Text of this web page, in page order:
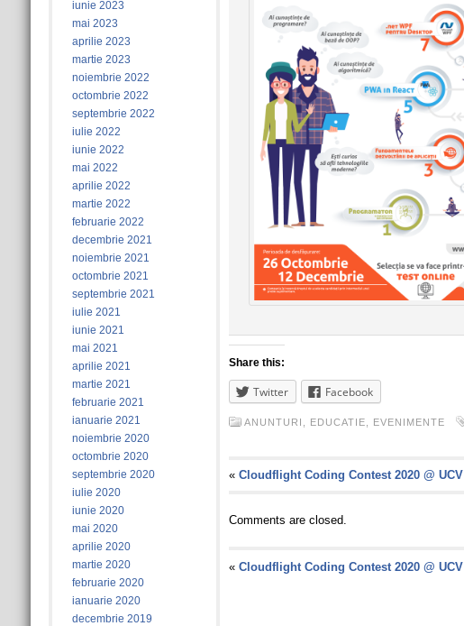
iunie 2023
mai 2023
aprilie 2023
martie 2023
noiembrie 2022
octombrie 2022
septembrie 2022
iulie 2022
iunie 2022
mai 2022
aprilie 2022
martie 2022
februarie 2022
decembrie 2021
noiembrie 2021
octombrie 2021
septembrie 2021
iulie 2021
iunie 2021
mai 2021
aprilie 2021
martie 2021
februarie 2021
ianuarie 2021
noiembrie 2020
octombrie 2020
septembrie 2020
iulie 2020
iunie 2020
mai 2020
aprilie 2020
martie 2020
februarie 2020
ianuarie 2020
decembrie 2019
Share this:
Twitter Facebook
ANUNTURI EDUCATIE EVENIMENTE
« Cloudflight Coding Contest 2020 @ UCV
Comments are closed.
« Cloudflight Coding Contest 2020 @ UCV